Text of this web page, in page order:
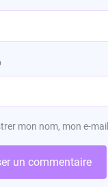
mon nom, mon e-